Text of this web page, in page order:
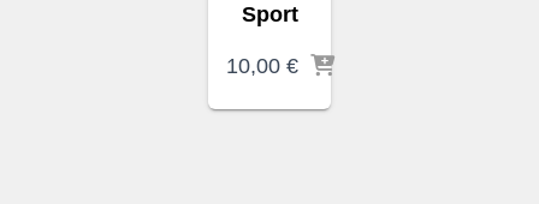
Sport
10,00 €